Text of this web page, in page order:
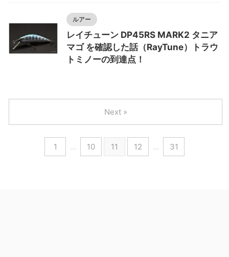
ルアー
レイチューン DP45RS MARK2 タニア
マゴ を確認した話（RayTune）トラウ
トミノーの到達点！
1 … 10 11 12 … 31
Next »